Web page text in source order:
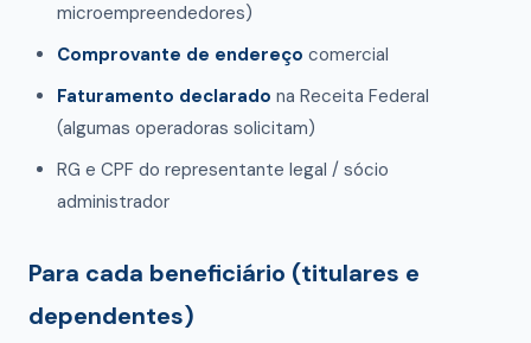
microempreendedores)
Comprovante de endereço comercial
Faturamento declarado na Receita Federal
(algumas operadoras solicitam)
RG e CPF do representante legal / sócio
administrador
Para cada beneficiário (titulares e
dependentes)